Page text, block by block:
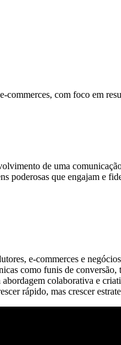
com foco em
de uma
poderosas que engajam e
e-commerces e
como funis de conversão,
colaborativa e
rápido, mas crescer